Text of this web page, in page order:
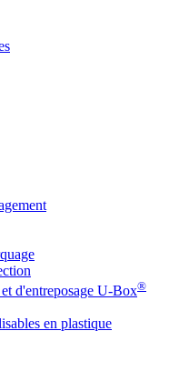
d'entreposage U-Box®
en plastique